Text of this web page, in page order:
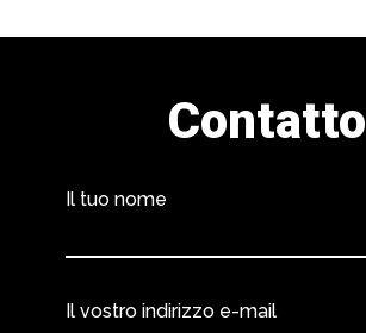
Contatto
Il tuo nome
Il vostro indirizzo e-mail